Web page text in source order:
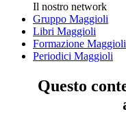
Il nostro network
Gruppo Maggioli
Libri Maggioli
Formazione Maggioli
Periodici Maggioli
Questo